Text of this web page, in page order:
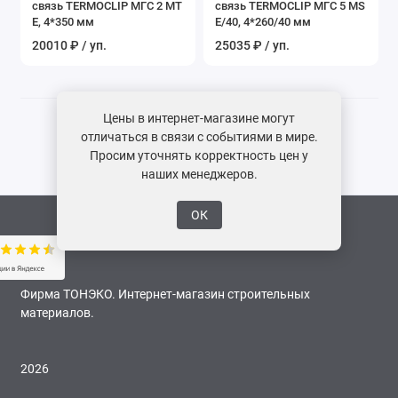
Показать все
связь TERMOCLIP МГС 2 MT
E, 4*350 мм
20010 ₽ / уп.
связь TERMOCLIP МГС 5 MS
E/40, 4*260/40 мм
25035 ₽ / уп.
Фирма ТОНЭКО. Интернет-магазин строительных
материалов.
2026
Цены в интернет-магазине могут
отличаться в связи с событиями в мире.
Просим уточнять корректность цен у
наших менеджеров.
ОК